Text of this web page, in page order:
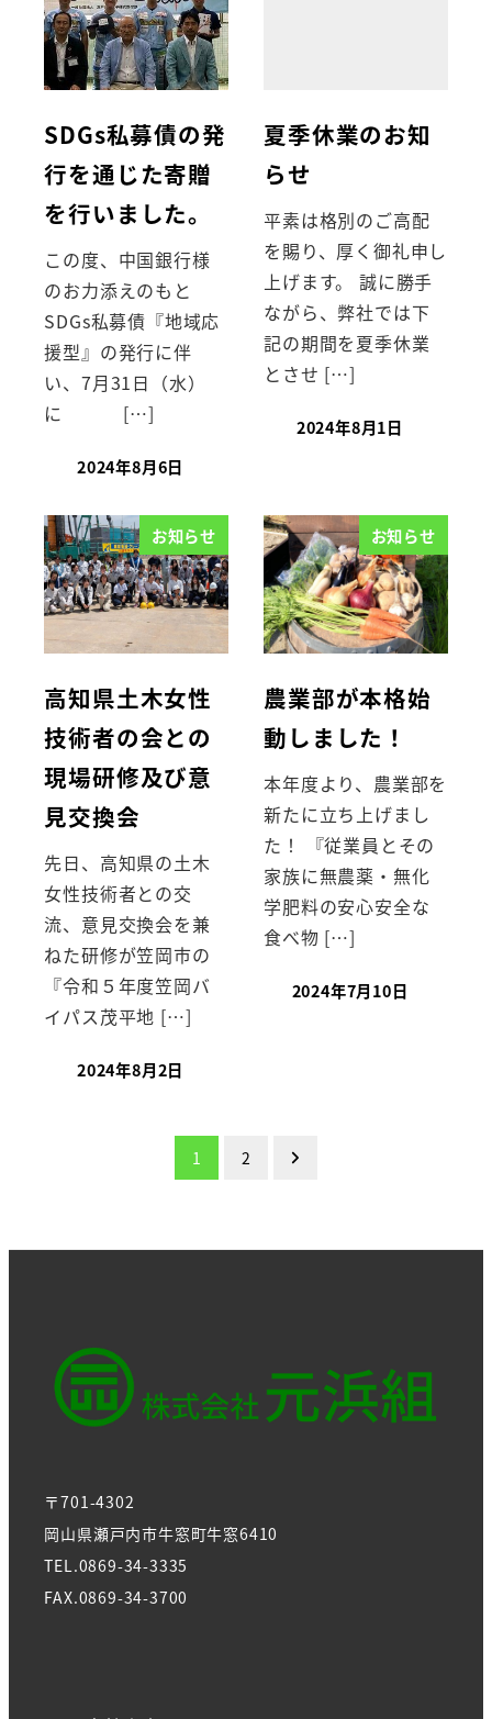
SDGs私募債の発
行を通じた寄贈
を行いました。
この度、中国銀行様
のお力添えのもと
SDGs私募債『地域応
援型』の発行に伴
い、7月31日（水）
に […]
2024年8月6日
夏季休業のお知
らせ
平素は格別のご高配
を賜り、厚く御礼申し
上げます。 誠に勝手
ながら、弊社では下
記の期間を夏季休業
とさせ […]
2024年8月1日
お知らせ
高知県土木女性
技術者の会との
現場研修及び意
見交換会
先日、高知県の土木
女性技術者との交
流、意見交換会を兼
ねた研修が笠岡市の
『令和５年度笠岡バ
イパス茂平地 […]
2024年8月2日
お知らせ
農業部が本格始
動しました！
本年度より、農業部を
新たに立ち上げまし
た！ 『従業員とその
家族に無農薬・無化
学肥料の安心安全な
食べ物 […]
2024年7月10日
の
ー
ジ
り
1 2
〒701-4302
岡山県瀬戸内市牛窓町牛窓6410
TEL.0869-34-3335
FAX.0869-34-3700